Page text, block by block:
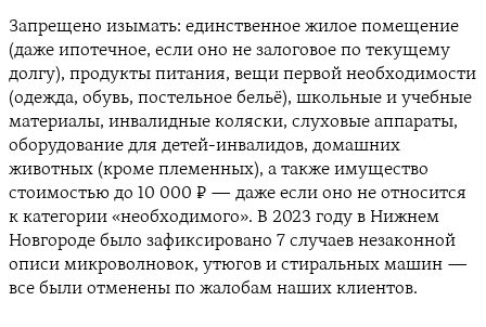
Запрещено изымать: единственное жилое помещение
(даже ипотечное, если оно не залоговое по текущему
долгу), продукты питания, вещи первой необходимости
(одежда, обувь, постельное бельё), школьные и учебные
материалы, инвалидные коляски, слуховые аппараты,
оборудование для детей-инвалидов, домашних
животных (кроме племенных), а также имущество
стоимостью до 10 000 ₽ — даже если оно не относится
к категории «необходимого». В 2023 году в Нижнем
Новгороде было зафиксировано 7 случаев незаконной
описи микроволновок, утюгов и стиральных машин —
все были отменены по жалобам наших клиентов.